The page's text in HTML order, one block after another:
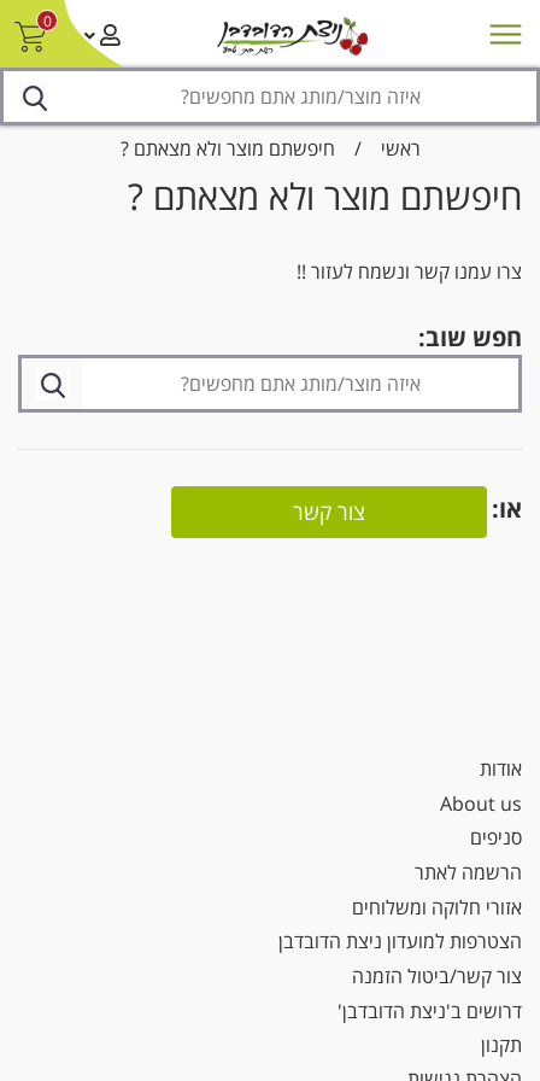
0
מבצעים סניפים צור קשר/ביטול הזמנה
ראשי / חיפשתם מוצר ולא מצאתם ?
חיפשתם מוצר ולא מצאתם ?
צרו עמנו קשר ונשמח לעזור !!
חפש שוב:
או: צור קשר
אודות
About us
סניפים
הרשמה לאתר
אזורי חלוקה ומשלוחים
הצטרפות למועדון ניצת הדובדבן
צור קשר/ביטול הזמנה
דרושים ב'ניצת הדובדבן'
תקנון